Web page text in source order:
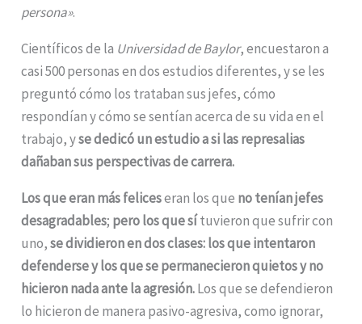
persona».
Científicos de la Universidad de Baylor, encuestaron a
casi 500 personas en dos estudios diferentes, y se les
preguntó cómo los trataban sus jefes, cómo
respondían y cómo se sentían acerca de su vida en el
trabajo, yse dedicó un estudio a si las represalias
dañaban sus perspectivas de carrera.
Los que eran más feliceseran los que no tenían jefes
desagradables; pero los que sítuvieron que sufrir con
uno,se dividieron en dos clases:los que intentaron
defenderse y los que se permanecieron quietos y no
hicieron nada ante la agresión.Los que se defendieron
lo hicieron de manera pasivo-agresiva, como ignorar,